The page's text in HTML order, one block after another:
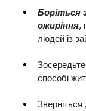
Боріться
ожиріння,
людей із
способі